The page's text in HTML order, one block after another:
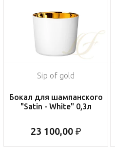
Sip of gold
Бокал для шампанского
"Satin - White" 0,3л
23 100,00 ₽